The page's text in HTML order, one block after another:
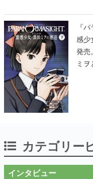
『
感少
発売
ミ
カテゴリー
インタビュー